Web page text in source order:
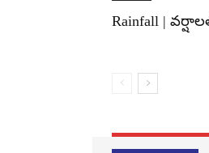
Rainfall |